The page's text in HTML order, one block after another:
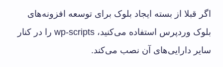
اگر قبلا از بسته ایجاد بلوک برای توسعه افزونه‌های
بلوک وردپرس استفاده می‌کنید، wp-scripts را در کنار
سایر دارایی‌های آن نصب می‌کند.